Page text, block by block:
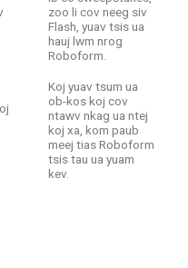
zoo li cov neeg siv
Flash, yuav tsis ua
hauj lwm nrog
Roboform.
Koj yuav tsum ua
ob-kos koj cov
ntawv nkag ua ntej
koj xa, kom paub
meej tias Roboform
tsis tau ua yuam
kev.